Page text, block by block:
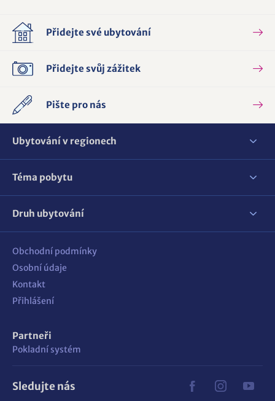
Přidejte své ubytování
Přidejte svůj zážitek
Pište pro nás
Ubytování v regionech
Téma pobytu
Druh ubytování
Obchodní podmínky
Osobní údaje
Kontakt
Přihlášení
Partneři
Pokladní systém
Sledujte nás